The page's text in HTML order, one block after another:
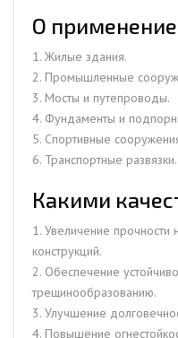
О
1. Жилые здания.
2. Промышленные
3. Мосты и путепроводы.
4. Фундаменты и
5. Спортивные
6. Транспортные развязки.
Какими
1. Увеличение прочности
конструкций.
2. Обеспечение
трещинообразованию.
3. Улучшение
4. Повышение